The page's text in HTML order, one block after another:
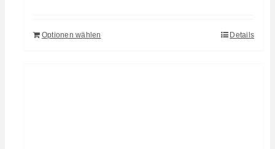
Optionen wählen Details